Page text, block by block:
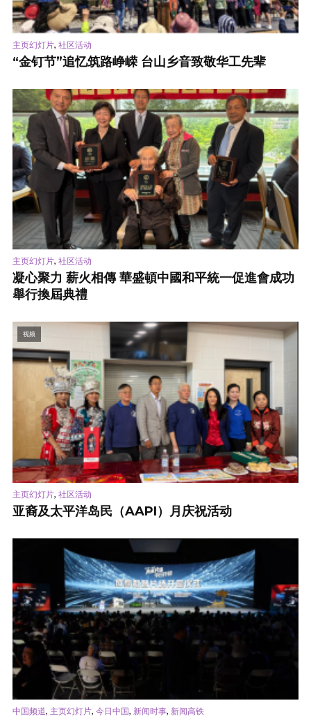
主页幻灯片, 社区活动
“金钉节”追忆筑路峥嵘 台山乡音致敬华工先辈
主页幻灯片, 社区活动
凝心聚力 薪火相傳 華盛頓中國和平統一促進會成功
舉行換屆典禮
视频
主页幻灯片, 社区活动
亚裔及太平洋岛民（AAPI）月庆祝活动
中国频道, 主页幻灯片, 今日中国, 新闻时事, 新闻高铁